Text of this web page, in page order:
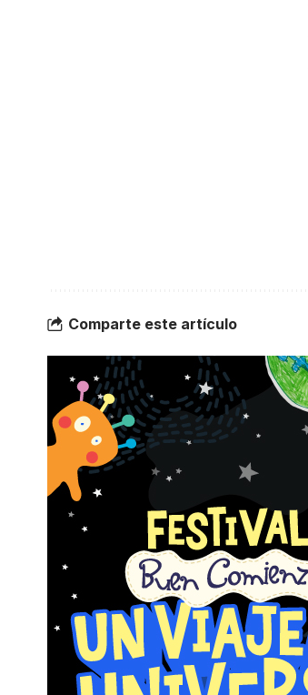
Comparte este artículo